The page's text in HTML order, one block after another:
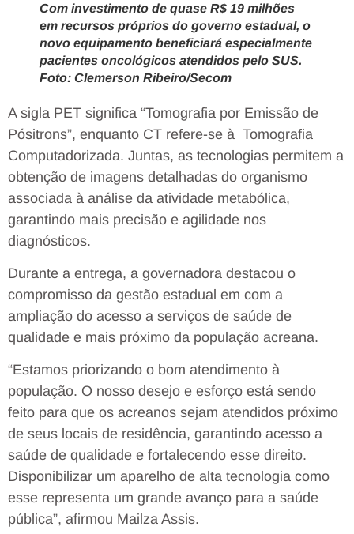
Com investimento de quase R$ 19 milhões
em recursos próprios do governo estadual, o
novo equipamento beneficiará especialmente
pacientes oncológicos atendidos pelo SUS.
Foto: Clemerson Ribeiro/Secom
A sigla PET significa “Tomografia por Emissão de
Pósitrons”, enquanto CT refere-se à Tomografia
Computadorizada. Juntas, as tecnologias permitem a
obtenção de imagens detalhadas do organismo
associada à análise da atividade metabólica,
garantindo mais precisão e agilidade nos
diagnósticos.
Durante a entrega, a governadora destacou o
compromisso da gestão estadual em com a
ampliação do acesso a serviços de saúde de
qualidade e mais próximo da população acreana.
“Estamos priorizando o bom atendimento à
população. O nosso desejo e esforço está sendo
feito para que os acreanos sejam atendidos próximo
de seus locais de residência, garantindo acesso a
saúde de qualidade e fortalecendo esse direito.
Disponibilizar um aparelho de alta tecnologia como
esse representa um grande avanço para a saúde
pública”, afirmou Mailza Assis.